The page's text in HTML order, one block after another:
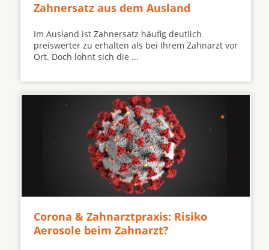
Zahnersatz aus dem Ausland
Im Ausland ist Zahnersatz häufig deutlich
preiswerter zu erhalten als bei Ihrem Zahnarzt vor
Ort. Doch lohnt sich die ...
Corona & Zahnarztpraxis: Risiko
Aerosole beim Zahnarzt?